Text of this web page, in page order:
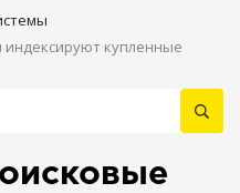
купленные